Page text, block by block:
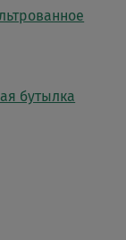
бутылка